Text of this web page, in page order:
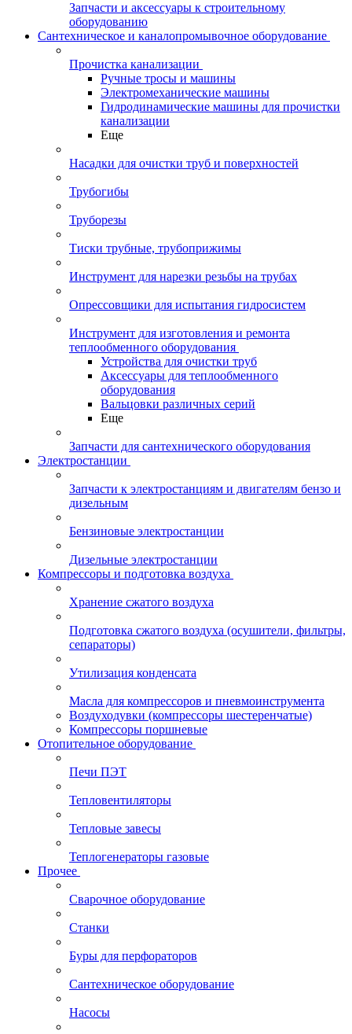
Запчасти и аксессуары к строительному
оборудованию
Сантехническое и каналопромывочное оборудование
Прочистка канализации
Ручные тросы и машины
Электромеханические машины
Гидродинамические машины для прочистки
канализации
Еще
Насадки для очистки труб и поверхностей
Трубогибы
Труборезы
Тиски трубные, трубоприжимы
Инструмент для нарезки резьбы на трубах
Опрессовщики для испытания гидросистем
Инструмент для изготовления и ремонта
теплообменного оборудования
Устройства для очистки труб
Аксессуары для теплообменного
оборудования
Вальцовки различных серий
Еще
Запчасти для сантехнического оборудования
Электростанции
Запчасти к электростанциям и двигателям бензо и
дизельным
Бензиновые электростанции
Дизельные электростанции
Компрессоры и подготовка воздуха
Хранение сжатого воздуха
Подготовка сжатого воздуха (осушители, фильтры,
сепараторы)
Утилизация конденсата
Масла для компрессоров и пневмоинструмента
Воздуходувки (компрессоры шестеренчатые)
Компрессоры поршневые
Отопительное оборудование
Печи ПЭТ
Тепловентиляторы
Тепловые завесы
Теплогенераторы газовые
Прочее
Сварочное оборудование
Станки
Буры для перфораторов
Сантехническое оборудование
Насосы